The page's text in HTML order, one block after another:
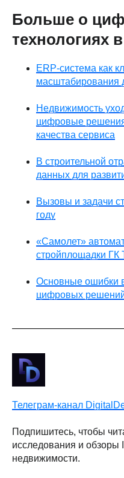
Больше о
технологиях
ERP-система как
масштабирования
Недвижимость
цифровые решения
качества сервиса
В строительной
данных для
Вызовы и задачи
году
«Самолет»
стройплощадки
Основные ошибки
цифровых решений
Телеграм-канал
Подпишитесь, чтобы
исследования и обзоры
недвижимости.